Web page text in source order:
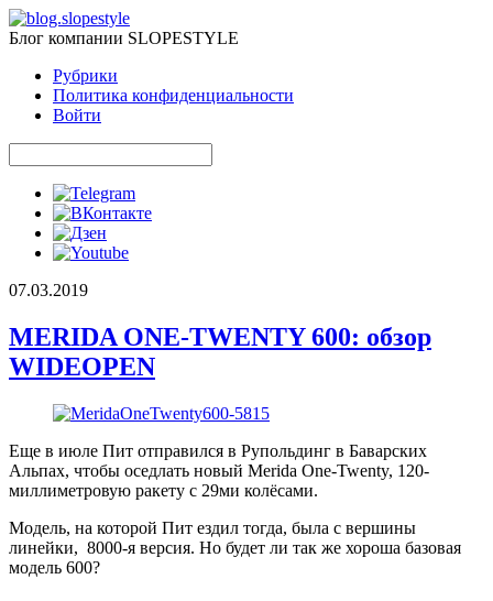
Блог компании SLOPESTYLE
Рубрики
Политика конфиденциальности
Войти
07.03.2019
MERIDA ONE-TWENTY 600: обзор
WIDEOPEN
Еще в июле Пит отправился в Рупольдинг в Баварских
Альпах, чтобы оседлать новый Merida One-Twenty, 120-
миллиметровую ракету с 29ми колёсами.
Модель, на которой Пит ездил тогда, была с вершины
линейки, 8000-я версия. Но будет ли так же хороша базовая
модель 600?